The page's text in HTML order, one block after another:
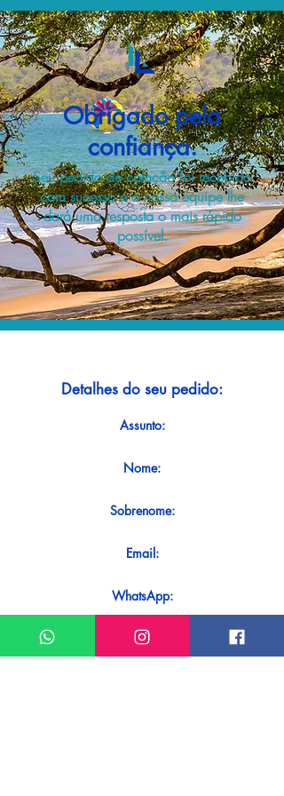
Obrigado pela
confiança.
Seu pedido de cotação foi recebido
com sucesso e a nossa equipe lhe
dará uma resposta o mais rápido
possível.
Detalhes do seu pedido:
Assunto:
Nome:
Sobrenome:
Email:
WhatsApp:
Mensagem: